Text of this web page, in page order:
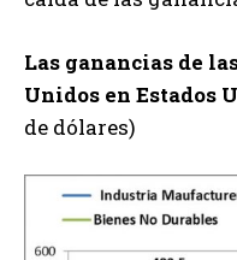
Las ganancias de
Unidos en Estados
de dólares)